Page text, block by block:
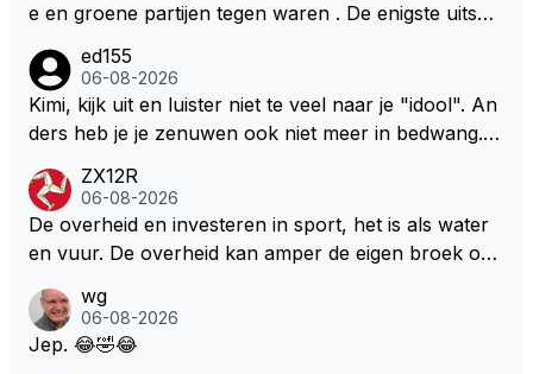
e en groene partijen tegen waren . De enigste uitspr
over dan kunnen ze hun eigen uitlaat gassen inade
men maar niet wetende was dat de F1 motor schone
r is dan een normale auto. Dus denk echt niet dat de
ters zullen steunen laat staan om een euro in het cir
cuit Zandvoort te steken
ed155
06-08-2026
Kimi, kijk uit en luister niet te veel naar je "idool". An
ders heb je je zenuwen ook niet meer in bedwang. Zi
Marquez/Jos ? Veel gezelliger
ZX12R
06-08-2026
De overheid en investeren in sport, het is als water
en vuur. De overheid kan amper de eigen broek oph
s. Je kunt de Staat het best vergelijken met de sherif
f van Nottinghem (Robin Hood) welk achter de bom
wg
06-08-2026
Jep. 😂🤣😂